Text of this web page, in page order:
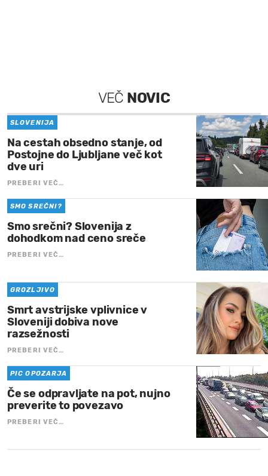
VEČ NOVIC
SLOVENIJA
Na cestah obsedno stanje, od
Postojne do Ljubljane več kot
dve uri
PREBERI VEČ…
SMO SREČNI?
Smo srečni? Slovenija z
dohodkom nad ceno sreče
PREBERI VEČ…
GROZLJIVO
Smrt avstrijske vplivnice v
Sloveniji dobiva nove
razsežnosti
PREBERI VEČ…
PIC OPOZARJA
Če se odpravljate na pot, nujno
preverite to povezavo
PREBERI VEČ…